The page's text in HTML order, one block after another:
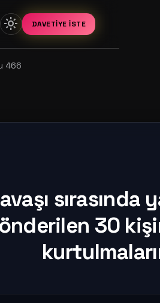
light_mode DAVETIYE İSTE
466
30